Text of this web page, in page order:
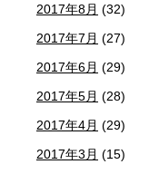
2017年8月 (32)
2017年7月 (27)
2017年6月 (29)
2017年5月 (28)
2017年4月 (29)
2017年3月 (15)